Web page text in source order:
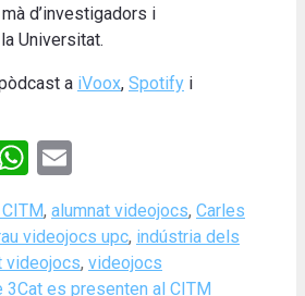
d’investigadors i
Universitat.
a iVoox, Spotify i
WhatsApp
, alumnat videojocs, Carles
videojocs upc, indústria dels
videojocs, videojocs
3Cat es presenten al CITM